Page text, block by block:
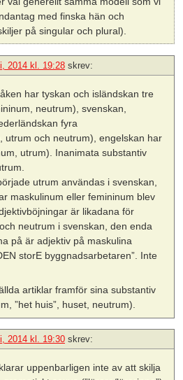
med finska hän och
på singular och plural).
2014 kl. 19:28 skrev:
har tyskan och isländskan tre
neutrum), svenskan,
fyra
utrum och neutrum), engelskan har
utrum). Inanimata substantiv
utrum användas i svenskan,
maskulinum eller femininum blev
är likadana för
neutrum i svenskan, den enda
på är adjektiv på maskulina
storE byggnadsarbetaren”. Inte
artiklar framför sina substantiv
”het huis”, huset, neutrum).
2014 kl. 19:30 skrev:
uppenbarligen inte av att skilja